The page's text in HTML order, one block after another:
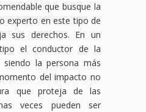
que busque la
experto en este tipo de
sus derechos. En un
el conductor de la
la persona más
del impacto no
que proteja de las
veces pueden ser